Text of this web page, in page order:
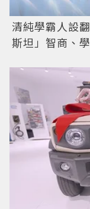
清純學霸人設
斯坦」智商、